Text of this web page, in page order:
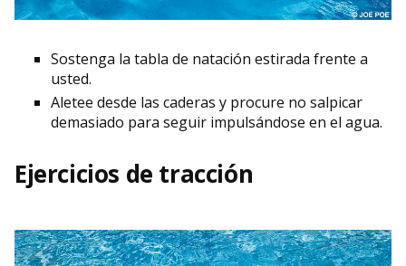
Sostenga la tabla de natación estirada frente a
usted.
Aletee desde las caderas y procure no salpicar
demasiado para seguir impulsándose en el agua.
Ejercicios de tracción